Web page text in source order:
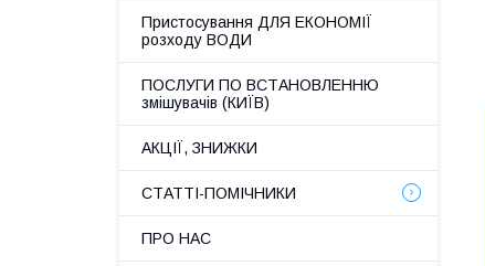
Пристосування ДЛЯ ЕКОНОМІЇ
розходу ВОДИ
ПОСЛУГИ ПО ВСТАНОВЛЕННЮ
змішувачів (КИЇВ)
АКЦІЇ, ЗНИЖКИ
СТАТТІ-ПОМІЧНИКИ
ПРО НАС